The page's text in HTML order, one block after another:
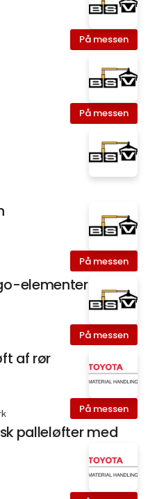
På messen
På messen
På messen
elementer
På messen
af rør
På messen
palleløfter med